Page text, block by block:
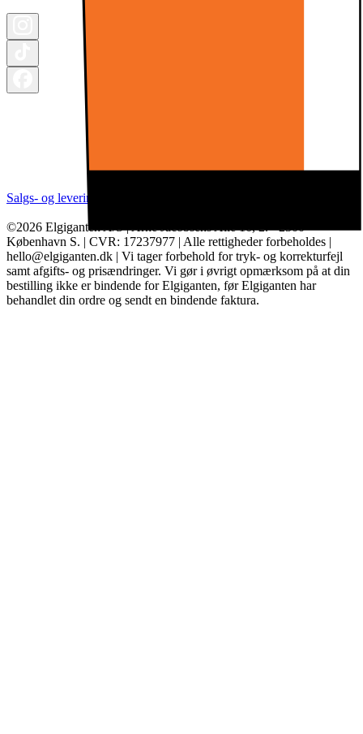
Salgs- og leveringsbetingelser
©2026 Elgiganten A/S | Arne Jacobsens Allé 16, 2. - 2300
København S. | CVR: 17237977 | Alle rettigheder forbeholdes |
hello@elgiganten.dk | Vi tager forbehold for tryk- og korrekturfejl
samt afgifts- og prisændringer. Vi gør i øvrigt opmærksom på at din
bestilling ikke er bindende for Elgiganten, før Elgiganten har
behandlet din ordre og sendt en bindende faktura.